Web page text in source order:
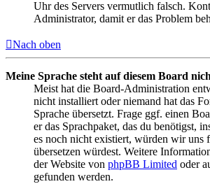
Uhr des Servers vermutlich falsch.
Administrator, damit er das Problem
Nach oben
Meine Sprache steht auf diesem Board
Meist hat die Board-Administration
nicht installiert oder niemand hat das
Sprache übersetzt. Frage ggf. einen
er das Sprachpaket, das du benötigst,
es noch nicht existiert, würden wir uns
übersetzen würdest. Weitere
der Website von phpBB Limited oder
gefunden werden.